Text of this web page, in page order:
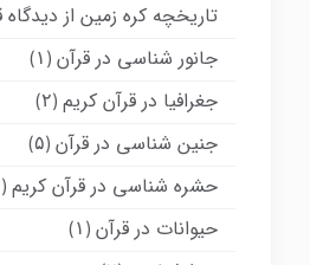
تاریخچه کره زمین از دیدگاه
جانور شناسی در قرآن (۱)
جغرافیا در قرآن کریم (۲)
جنین شناسی در قرآن (۵)
حشره شناسی در قرآن کریم (۲)
حیوانات در قرآن (۱)